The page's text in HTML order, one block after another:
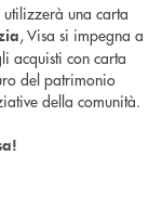
una carta
, Visa si impegna a
acquisti con carta
del patrimonio
della comunità.